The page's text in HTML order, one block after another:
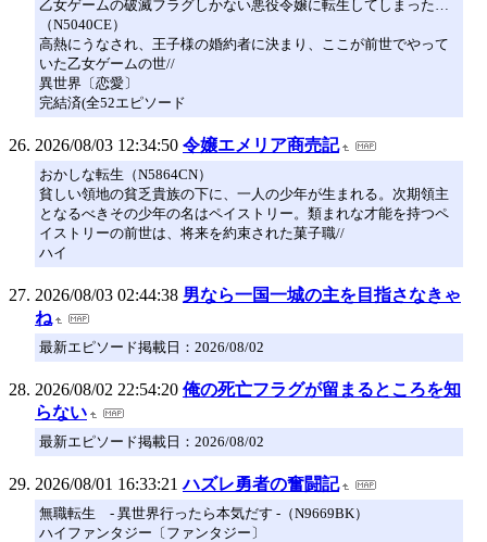
乙女ゲームの破滅フラグしかない悪役令嬢に転生してしまった…
（N5040CE）
高熱にうなされ、王子様の婚約者に決まり、ここが前世でやって
いた乙女ゲームの世//
異世界〔恋愛〕
完結済(全52エピソード
2026/08/03 12:34:50 令嬢エメリア商売記
おかしな転生（N5864CN）
貧しい領地の貧乏貴族の下に、一人の少年が生まれる。次期領主
となるべきその少年の名はペイストリー。類まれな才能を持つペ
イストリーの前世は、将来を約束された菓子職//
ハイ
2026/08/03 02:44:38 男なら一国一城の主を目指さなきゃ
ね
最新エピソード掲載日：2026/08/02
2026/08/02 22:54:20 俺の死亡フラグが留まるところを知
らない
最新エピソード掲載日：2026/08/02
2026/08/01 16:33:21 ハズレ勇者の奮闘記
無職転生 - 異世界行ったら本気だす -（N9669BK）
ハイファンタジー〔ファンタジー〕